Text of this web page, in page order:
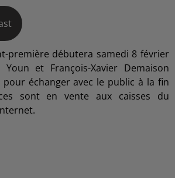
première débutera samedi 8 février
et François-Xavier Demaison
échanger avec le public à la fin
sont en vente aux caisses du